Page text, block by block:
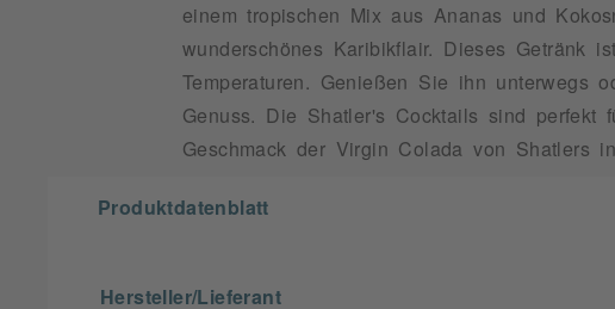
einem tropischen Mix aus Ananas und
wunderschönes Karibikflair. Dieses Getränk
Temperaturen. Genießen Sie ihn unterwegs
Genuss. Die Shatler's Cocktails sind perfekt
Geschmack der Virgin Colada von Shatlers
Produktdatenblatt
Hersteller/Lieferant